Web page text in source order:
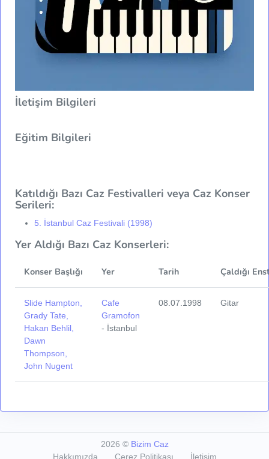
İletişim Bilgileri
Eğitim Bilgileri
Katıldığı Bazı Caz Festivalleri veya Caz Konser
Serileri:
5. İstanbul Caz Festivali (1998)
Yer Aldığı Bazı Caz Konserleri:
Konser Başlığı Yer Tarih Çaldığı
Slide Hampton,
Grady Tate,
Hakan Behlil,
Dawn
Thompson,
John Nugent
Cafe
Gramofon
- İstanbul
08.07.1998 Gitar
2026 © Bizim Caz
Hakkımızda
Çerez Politikası İletişim